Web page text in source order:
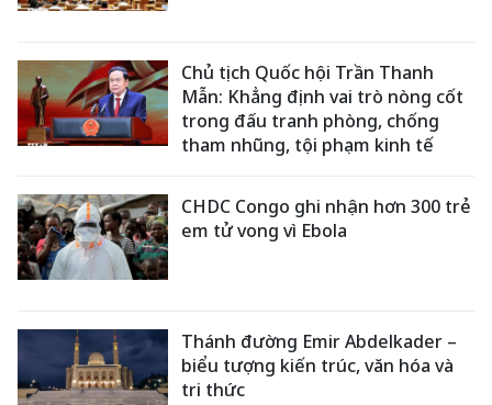
Chủ tịch Quốc hội Trần Thanh
Mẫn: Khẳng định vai trò nòng cốt
trong đấu tranh phòng, chống
tham nhũng, tội phạm kinh tế
CHDC Congo ghi nhận hơn 300 trẻ
em tử vong vì Ebola
Thánh đường Emir Abdelkader –
biểu tượng kiến trúc, văn hóa và
tri thức